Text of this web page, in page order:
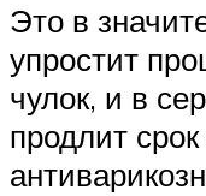
Это в
упростит
чулок, и в
продлит